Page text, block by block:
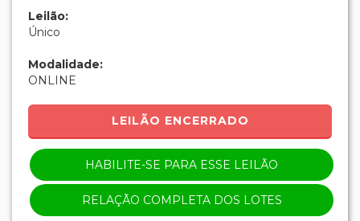
Leilão:
Único
Modalidade:
ONLINE
LEILÃO ENCERRADO
HABILITE-SE PARA ESSE LEILÃO
RELAÇÃO COMPLETA DOS LOTES